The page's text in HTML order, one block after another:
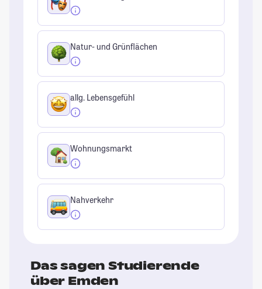
Natur- und Grünflächen
allg. Lebensgefühl
Wohnungsmarkt
Nahverkehr
Das sagen Studierende
über Emden